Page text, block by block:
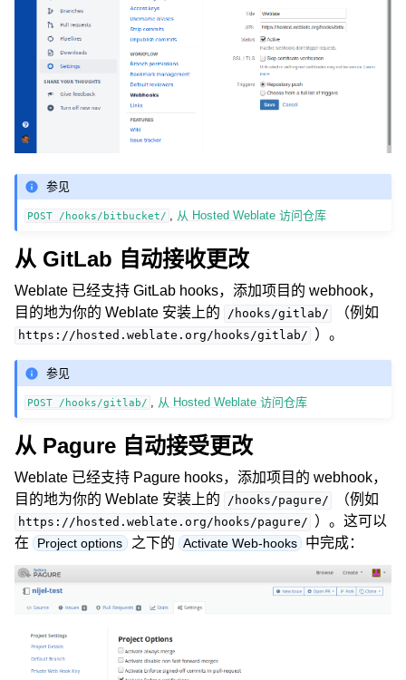
参见
POST /hooks/bitbucket/ , 从 Hosted Weblate 访问仓库
从 GitLab 自动接收更改
Weblate 已经支持 GitLab hooks，添加项目的 webhook，
目的地为你的 Weblate 安装上的
/hooks/gitlab/ （例如
https://hosted.weblate.org/hooks/gitlab/ ）。
参见
POST /hooks/gitlab/ , 从 Hosted Weblate 访问仓库
从 Pagure 自动接受更改
Weblate 已经支持 Pagure hooks，添加项目的 webhook，
目的地为你的 Weblate 安装上的
/hooks/pagure/ （例如
https://hosted.weblate.org/hooks/pagure/ ）。这可以
在
Project options 之下的 Activate Web-hooks 中完成：